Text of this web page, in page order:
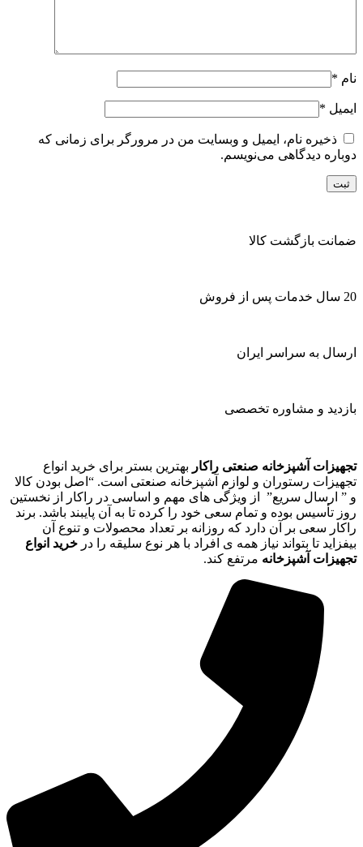
نام *
ایمیل *
ذخیره نام، ایمیل و وبسایت من در مرورگر برای زمانی که
دوباره دیدگاهی می‌نویسم.
ضمانت بازگشت کالا
20 سال خدمات پس از فروش
ارسال به سراسر ایران
بازدید و مشاوره تخصصی
تجهیزات آشپزخانه صنعتی راکار بهترین بستر برای خرید انواع
تجهیزات رستوران و لوازم آشپزخانه صنعتی است. “اصل بودن کالا
و ” ارسال سریع” از ویژگی های مهم و اساسی در راکار از نخستین
روز تأسیس بوده و تمام سعی خود را کرده تا به آن پایبند باشد. برند
راکار سعی بر آن دارد که روزانه بر تعداد محصولات و تنوع آن
بیفزاید تا بتواند نیاز همه ی افراد با هر نوع سلیقه را در خرید انواع
تجهیزات آشپزخانه مرتفع کند.